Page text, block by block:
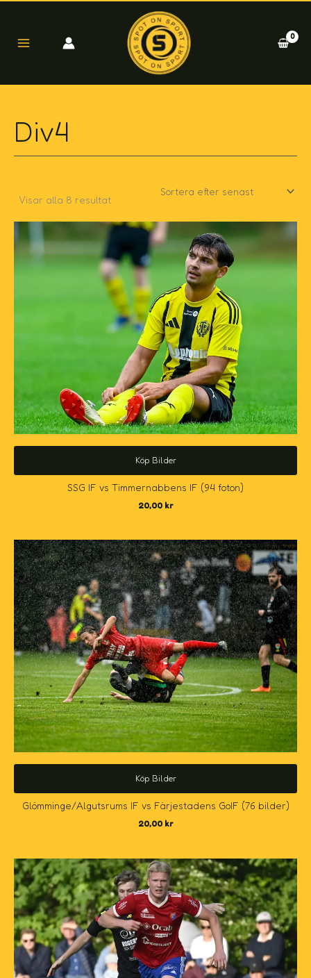
innehåll
Div4
Visar alla 8 resultat
Sortera
senaste
Köp Bilder
SSG IF vs Timmernabbens IF (94 foton)
20,00 kr
Köp Bilder
Glömminge/Algutsrums IF vs Färjestadens GoIF (76 bilder)
20,00 kr